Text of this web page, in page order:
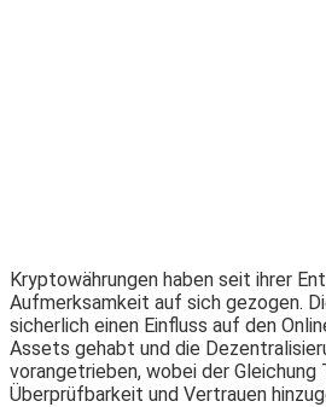
Kryptowährungen haben seit ihrer
Aufmerksamkeit auf sich gezogen.
sicherlich einen Einfluss auf den
Assets gehabt und die
vorangetrieben, wobei der Gleichung
Überprüfbarkeit und Vertrauen